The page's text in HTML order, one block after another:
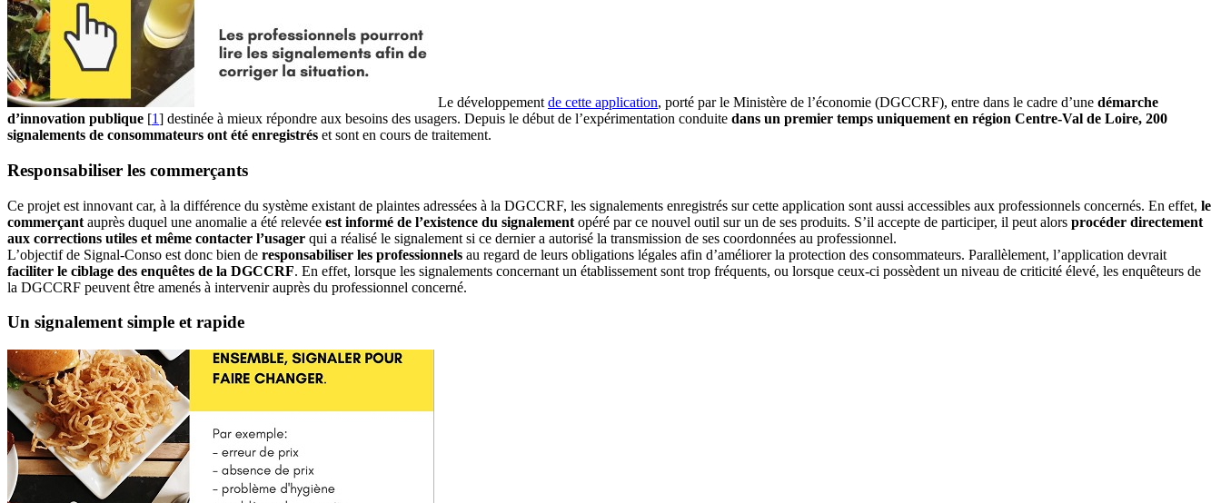
Le développement de cette application, porté par le Ministère de l’économie (DGCCRF), entre dans le cadre d’une démarche
d’innovation publique [1] destinée à mieux répondre aux besoins des usagers. Depuis le début de l’expérimentation conduite dans un premier temps uniquement en région Centre-Val de Loire, 200
signalements de consommateurs ont été enregistrés et sont en cours de traitement.
Responsabiliser les commerçants
Ce projet est innovant car, à la différence du système existant de plaintes adressées à la DGCCRF, les signalements enregistrés sur cette application sont aussi accessibles aux professionnels concernés. En effet, le
commerçant auprès duquel une anomalie a été relevée est informé de l’existence du signalement opéré par ce nouvel outil sur un de ses produits. S’il accepte de participer, il peut alors procéder directement
aux corrections utiles et même contacter l’usager qui a réalisé le signalement si ce dernier a autorisé la transmission de ses coordonnées au professionnel.
L’objectif de Signal-Conso est donc bien de responsabiliser les professionnels au regard de leurs obligations légales afin d’améliorer la protection des consommateurs. Parallèlement, l’application devrait
faciliter le ciblage des enquêtes de la DGCCRF. En effet, lorsque les signalements concernant un établissement sont trop fréquents, ou lorsque ceux-ci possèdent un niveau de criticité élevé, les enquêteurs de
la DGCCRF peuvent être amenés à intervenir auprès du professionnel concerné.
Un signalement simple et rapide